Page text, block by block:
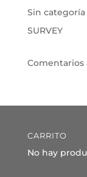
Sin categoría
SURVEY
Comentarios
CARRITO
No hay